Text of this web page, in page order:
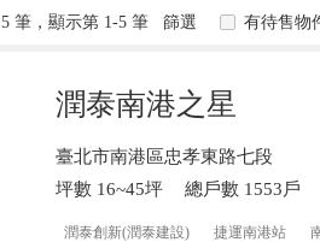
5 筆，顯示第 1-5 筆 篩選 有待售物
潤泰南港之星
臺北市南港區忠孝東路七段
坪數 16~45坪
總戶數 1553戶
潤泰創新(潤泰建設) 捷運南港站